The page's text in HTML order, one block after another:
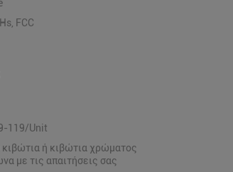
FCC
119/Unit
ή κιβώτια χρώματος
με τις απαιτήσεις σας